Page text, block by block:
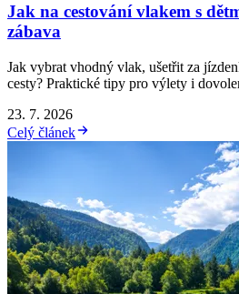
Jak na cestování vlakem s
zábava
Jak vybrat vhodný vlak, ušetřit za
cesty? Praktické tipy pro výlety i
23. 7. 2026
Celý článek